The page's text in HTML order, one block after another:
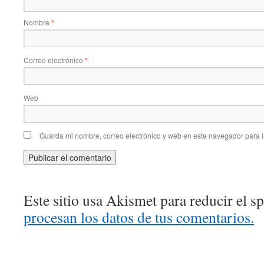
Nombre *
Correo electrónico *
Web
Guarda mi nombre, correo electrónico y web en este navegador para
Este sitio usa Akismet para reducir el
procesan los datos de tus comentarios.